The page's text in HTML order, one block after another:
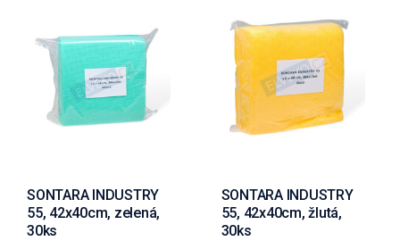
SONTARA INDUSTRY
55, 42x40cm, zelená,
30ks
SONTARA INDUSTRY
55, 42x40cm, žlutá,
30ks